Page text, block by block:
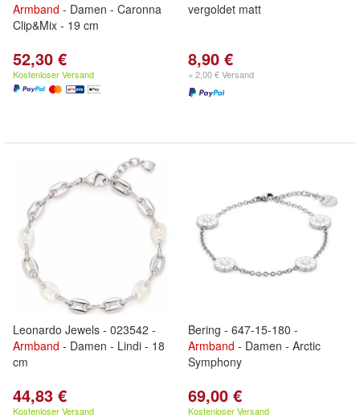
Armband - Damen - Caronna
Clip&Mix - 19 cm
52,30 €
Kostenloser Versand
vergoldet matt
8,90 €
+ 2,00 € Versand
Leonardo Jewels - 023542 -
Armband - Damen - Lindi - 18
cm
44,83 €
Kostenloser Versand
Bering - 647-15-180 -
Armband - Damen - Arctic
Symphony
69,00 €
Kostenloser Versand